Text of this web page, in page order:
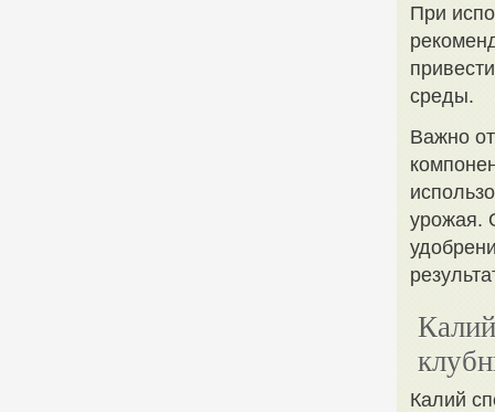
При
среды.
Важно
урожая.
Калий